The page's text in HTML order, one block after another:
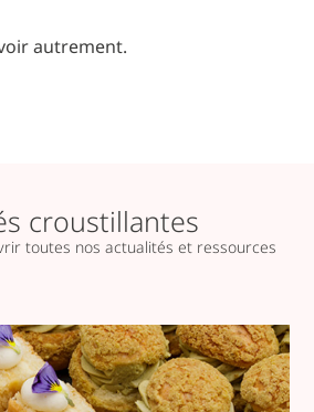
autrement.
croustillantes
toutes nos actualités et ressources